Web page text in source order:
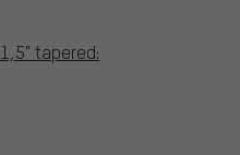
tapered: